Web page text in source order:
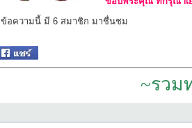
ข้อความนี้ มี 6 สมาชิก มาชื่นชม
~รวม